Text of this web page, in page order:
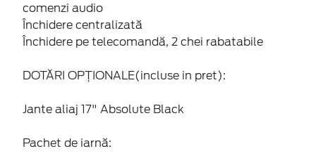
comenzi audio
Închidere centralizată
Închidere pe telecomandă, 2 chei rabatabile
DOTĂRI OPȚIONALE(incluse in pret):
Jante aliaj 17" Absolute Black
Pachet de iarnă: